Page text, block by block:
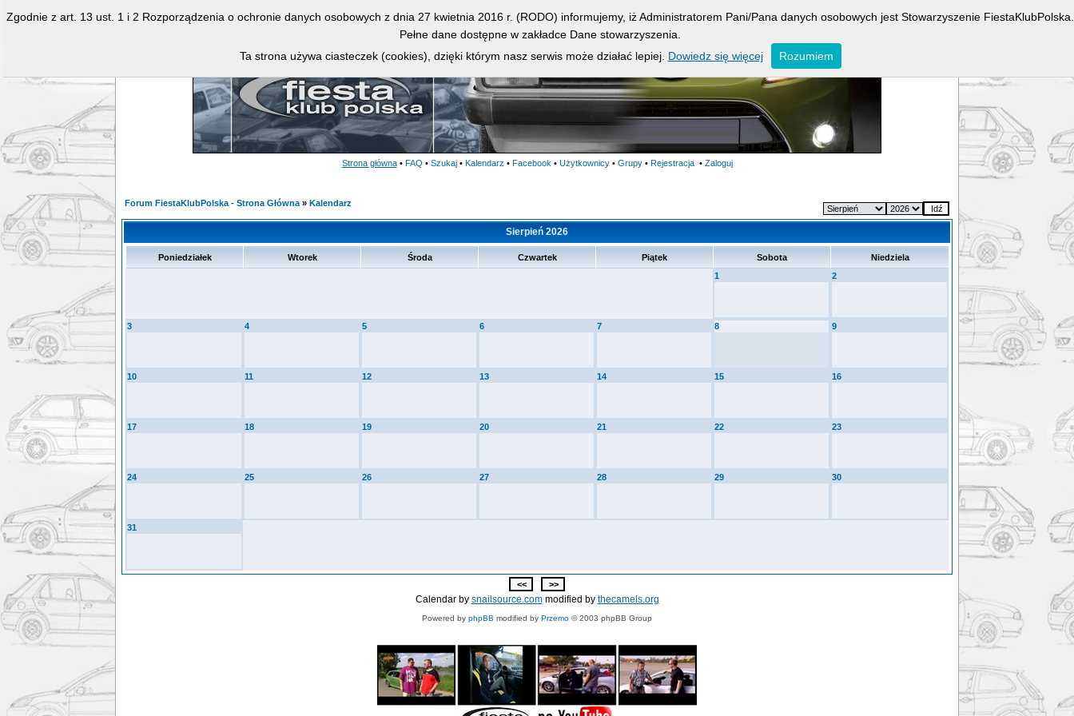
Strona główna • FAQ • Szukaj • Kalendarz • Facebook • Użytkownicy • Grupy • Rejestracja • Zaloguj
Forum FiestaKlubPolska - Strona Główna » Kalendarz
Sierpień 2026
Poniedziałek Wtorek Środa Czwartek Piątek Sobota
Niedziela
1
2
3 4 5 6 7 8 9
10 11 12 13 14 15 16
17 18 19 20 21 22 23
24 25 26 27 28 29 30
31
Calendar by snailsource.commodified by thecamels.org
Powered by phpBB modified by Przemo © 2003 phpBB Group
Zgodnie z art. 13 ust. 1 i 2 Rozporządzenia o ochronie danych osobowych z dnia 27 kwietnia 2016 r. (RODO) informujemy, iż Administratorem Pani/Pana danych osobowych jest Stowarzyszenie FiestaKlubPolska.
Pełne dane dostępne w zakładce Dane stowarzyszenia.
Ta strona używa ciasteczek (cookies), dzięki którym nasz serwis może działać lepiej. Dowiedz się więcej Rozumiem